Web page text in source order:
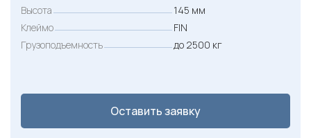
Высота
145 мм
Клеймо
FIN
Грузоподъемность
до 2500 кг
Оставить заявку